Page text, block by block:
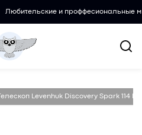
и проффесиональные
Телескоп Levenhuk Discovery Spark 114